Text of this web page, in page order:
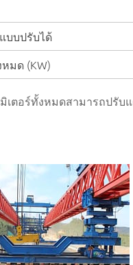
บบปรับได้
มด (KW)
เตอร์ทั้งหมดสามารถปรับ